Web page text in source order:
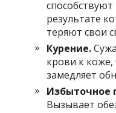
результате
теряют свои
Курение.
крови к коже,
замедляет
Избыточное
Вызывает